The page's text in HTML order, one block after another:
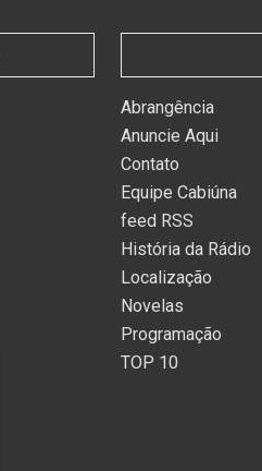
Abrangência
Anuncie Aqui
Contato
Equipe Cabiúna
feed RSS
História da Rádio
Localização
Novelas
Programação
TOP 10